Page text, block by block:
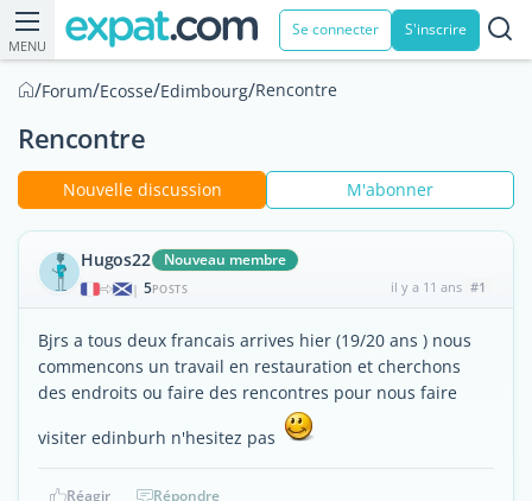
MENU
Se connecter S'inscrire
/Forum/Ecosse/Edimbourg/Rencontre
Rencontre
Nouvelle discussion M'abonner
Hugos22 Nouveau membre
| 5POSTS il y a 11 ans #1
Bjrs a tous deux francais arrives hier (19/20 ans ) nous
commencons un travail en restauration et cherchons
des endroits ou faire des rencontres pour nous faire
visiter edinburh n'hesitez pas
Réagir Répondre